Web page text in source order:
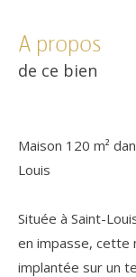
a propos
de ce bien
Maison 120 m²
Louis
Située à Saint-
en impasse, cette
implantée sur un